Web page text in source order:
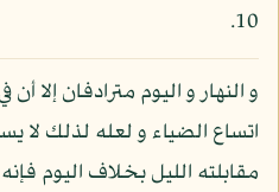
10.
و النهار و اليوم مترادفان إلا
اتساع الضياء و لعله لذلك لا
مقابلته الليل بخلاف اليوم